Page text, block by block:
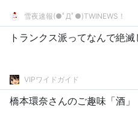
雪夜速報(●ﾟДﾟ●)TWINEWS！
トランクス派ってなんで絶滅
VIPワイドガイド
橋本環奈さんのご趣味「酒」